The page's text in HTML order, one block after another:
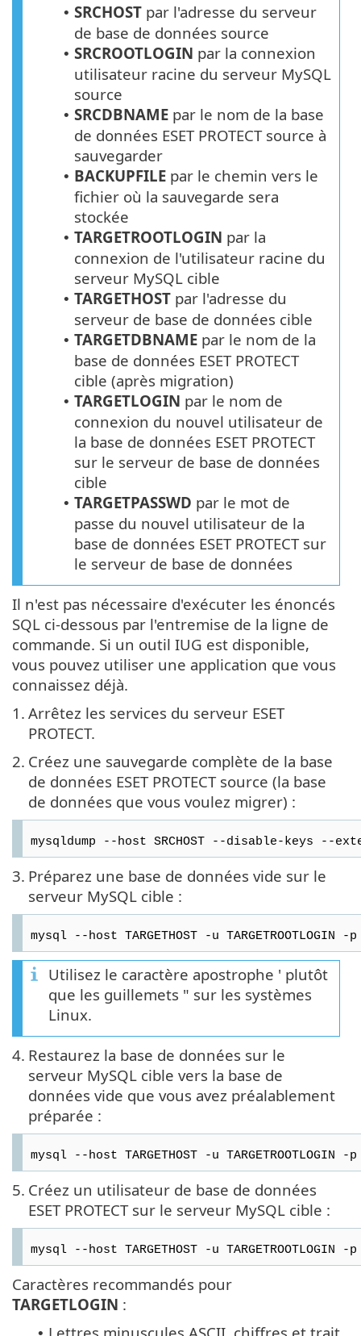
• SRCHOST par l'adresse du serveur
de base de données source
• SRCROOTLOGIN par la connexion
utilisateur racine du serveur MySQL
source
• SRCDBNAME par le nom de la base
de données ESET PROTECT source à
sauvegarder
• BACKUPFILE par le chemin vers le
fichier où la sauvegarde sera
stockée
• TARGETROOTLOGIN par la
connexion de l'utilisateur racine du
serveur MySQL cible
• TARGETHOST par l'adresse du
serveur de base de données cible
• TARGETDBNAME par le nom de la
base de données ESET PROTECT
cible (après migration)
• TARGETLOGIN par le nom de
connexion du nouvel utilisateur de
la base de données ESET PROTECT
sur le serveur de base de données
cible
• TARGETPASSWD par le mot de
passe du nouvel utilisateur de la
base de données ESET PROTECT sur
le serveur de base de données
Il n'est pas nécessaire d'exécuter les énoncés
SQL ci-dessous par l'entremise de la ligne de
commande. Si un outil IUG est disponible,
vous pouvez utiliser une application que vous
connaissez déjà.
1. Arrêtez les services du serveur ESET
PROTECT.
2. Créez une sauvegarde complète de la base
de données ESET PROTECT source (la base
de données que vous voulez migrer) :
mysqldump --host SRCHOST --disable-keys --
3. Préparez une base de données vide sur le
serveur MySQL cible :
mysql --host TARGETHOST -u TARGETROOTLOGIN
Utilisez le caractère apostrophe ' plutôt
que les guillemets " sur les systèmes
Linux.
4. Restaurez la base de données sur le
serveur MySQL cible vers la base de
données vide que vous avez préalablement
préparée :
mysql --host TARGETHOST -u TARGETROOTLOGIN -p
5. Créez un utilisateur de base de données
ESET PROTECT sur le serveur MySQL cible :
mysql --host TARGETHOST -u TARGETROOTLOGIN -
Caractères recommandés pour
TARGETLOGIN :